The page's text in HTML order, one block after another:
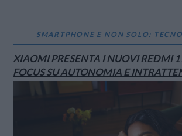
SMARTPHONE E NON SOLO:
XIAOMI PRESENTA I NUOVI REDMI
FOCUS SU AUTONOMIA E